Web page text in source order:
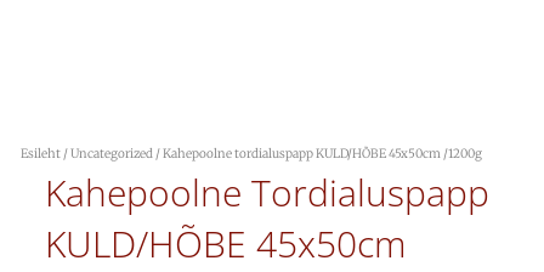
Esileht /Uncategorized / Kahepoolne tordialuspapp KULD/HÕBE 45x50cm /1200g
Kahepoolne Tordialuspapp
KULD/HÕBE 45x50cm